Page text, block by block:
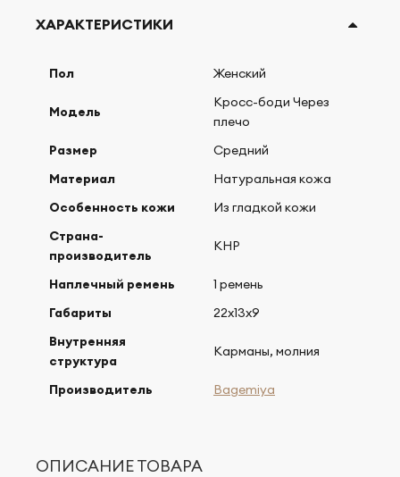
ХАРАКТЕРИСТИКИ
Пол Женский
Модель
Кросс-боди Через
плечо
Размер
Средний
Материал
Натуральная кожа
Особенность кожи
Из гладкой кожи
Страна-
производитель
КНР
Наплечный ремень
1 ремень
Габариты
22х13х9
Внутренняя
структура
Карманы, молния
Производитель Bagemiya
ОПИСАНИЕ ТОВАРА